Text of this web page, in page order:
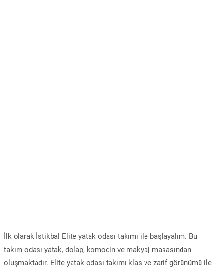
İlk olarak İstikbal Elite yatak odası takımı ile başlayalım. Bu
takım odası yatak, dolap, komodin ve makyaj masasından
oluşmaktadır. Elite yatak odası takımı klas ve zarif görünümü ile